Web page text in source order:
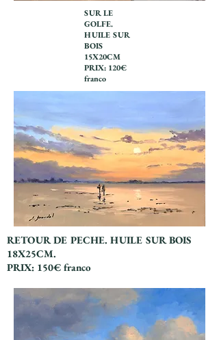
SUR LE
GOLFE.
HUILE SUR
BOIS
15X20CM
PRIX: 120€
franco
RETOUR DE PECHE. HUILE SUR BOIS
18X25CM.
PRIX: 150€ franco